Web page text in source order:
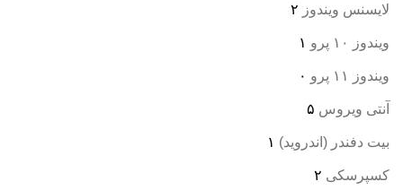
لایسنس ویندوز ۲
ویندوز ۱۰ پرو ۱
ویندوز ۱۱ پرو ۰
آنتی ویروس ۵
بیت دفندر (اندروید) ۱
کسپرسکی ۲